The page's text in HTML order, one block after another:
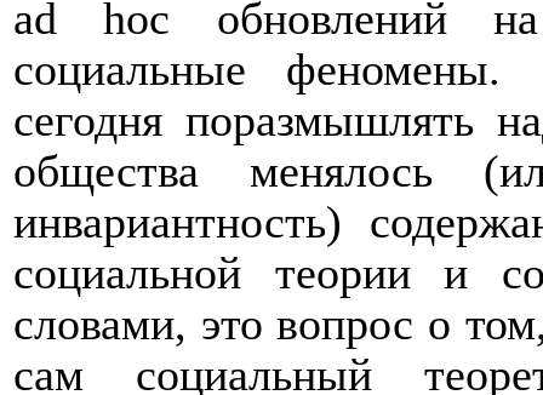
ad hoc обновлений
социальные феномены.
сегодня поразмышлять
общества менялось
инвариантность)
социальной теории и
словами, это вопрос о
сам социальный